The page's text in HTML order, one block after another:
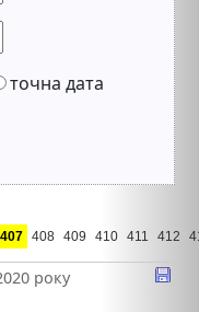
точна дата
407 408 409 410 411 412
року